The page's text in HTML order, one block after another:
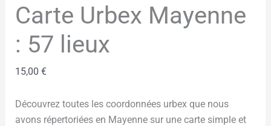
Carte Urbex Mayenne
: 57 lieux
15,00 €
Découvrez toutes les coordonnées urbex que nous
avons répertoriées en Mayenne sur une carte simple et